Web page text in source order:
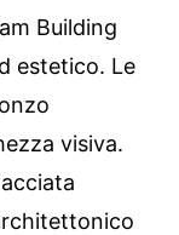
Building
estetico. Le
visiva.